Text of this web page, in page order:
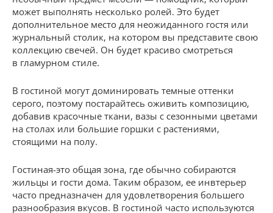
может выполнять несколько ролей. Это будет
дополнительное место для неожиданного гостя или
журнальный столик, на котором вы представите свою
коллекцию свечей. Он будет красиво смотреться
в гламурном стиле.
В гостиной могут доминировать темные оттенки
серого, поэтому постарайтесь оживить композицию,
добавив красочные ткани, вазы с сезонными цветами
на столах или большие горшки с растениями,
стоящими на полу.
Гостиная-это общая зона, где обычно собираются
жильцы и гости дома. Таким образом, ее инвтерьер
часто предназначен для удовлетворения большего
разнообразия вкусов. В гостиной часто используются